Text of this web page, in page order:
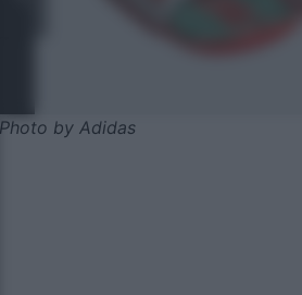
Photo by Adidas